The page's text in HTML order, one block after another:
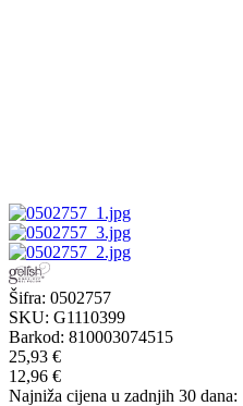
Šifra: 0502757
SKU: G1110399
Barkod: 810003074515
25,93 €
12,96 €
Najniža cijena u zadnjih 30 dana: